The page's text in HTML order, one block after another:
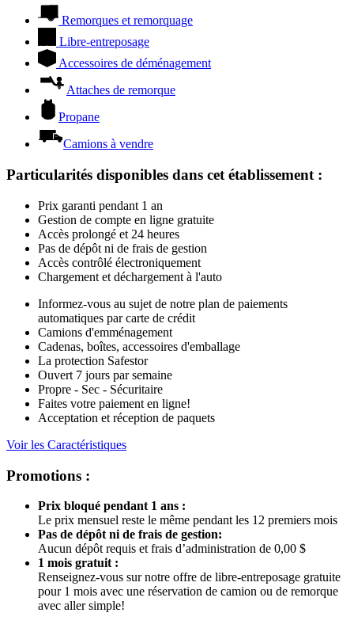
Remorques et remorquage
Libre-entreposage
Accessoires de déménagement
Attaches de remorque
Propane
Camions à vendre
Particularités disponibles dans cet établissement :
Prix garanti pendant 1 an
Gestion de compte en ligne gratuite
Accès prolongé et 24 heures
Pas de dépôt ni de frais de gestion
Accès contrôlé électroniquement
Chargement et déchargement à l'auto
Informez-vous au sujet de notre plan de paiements
automatiques par carte de crédit
Camions d'emménagement
Cadenas, boîtes, accessoires d'emballage
La protection Safestor
Ouvert 7 jours par semaine
Propre - Sec - Sécuritaire
Faites votre paiement en ligne!
Acceptation et réception de paquets
Voir les Caractéristiques
Promotions :
Prix bloqué pendant 1 ans :
Le prix mensuel reste le même pendant les 12 premiers mois
Pas de dépôt ni de frais de gestion:
Aucun dépôt requis et frais d’administration de 0,00 $
1 mois gratuit :
Renseignez-vous sur notre offre de libre-entreposage gratuite
pour 1 mois avec une réservation de camion ou de remorque
avec aller simple!